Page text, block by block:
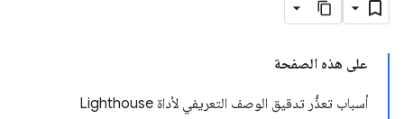
على هذه الصفحة
أسباب تعذُّر تدقيق الوصف التعريفي لأداة Lighthouse